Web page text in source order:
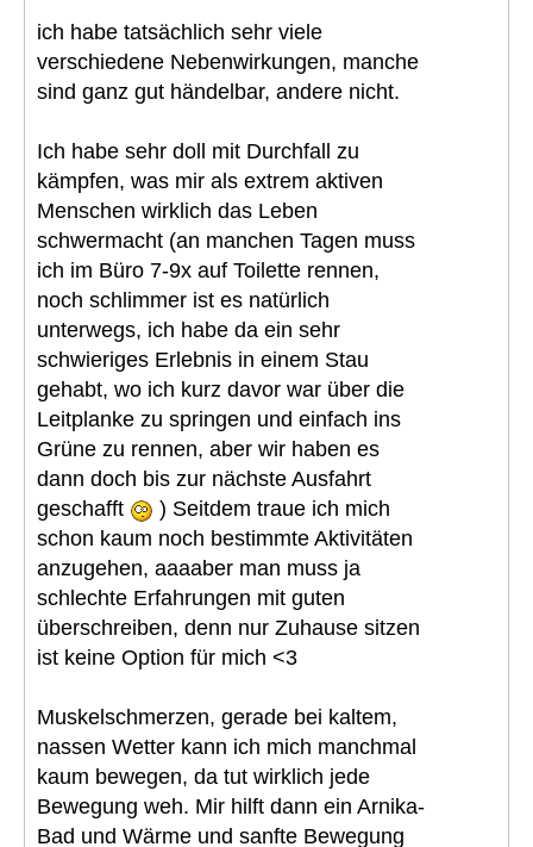
ich habe tatsächlich sehr viele
verschiedene Nebenwirkungen, manche
sind ganz gut händelbar, andere nicht.
Ich habe sehr doll mit Durchfall zu
kämpfen, was mir als extrem aktiven
Menschen wirklich das Leben
schwermacht (an manchen Tagen muss
ich im Büro 7-9x auf Toilette rennen,
noch schlimmer ist es natürlich
unterwegs, ich habe da ein sehr
schwieriges Erlebnis in einem Stau
gehabt, wo ich kurz davor war über die
Leitplanke zu springen und einfach ins
Grüne zu rennen, aber wir haben es
dann doch bis zur nächste Ausfahrt
geschafft
) Seitdem traue ich mich
schon kaum noch bestimmte Aktivitäten
anzugehen, aaaaber man muss ja
schlechte Erfahrungen mit guten
überschreiben, denn nur Zuhause sitzen
ist keine Option für mich <3
Muskelschmerzen, gerade bei kaltem,
nassen Wetter kann ich mich manchmal
kaum bewegen, da tut wirklich jede
Bewegung weh. Mir hilft dann ein Arnika-
Bad und Wärme und sanfte Bewegung